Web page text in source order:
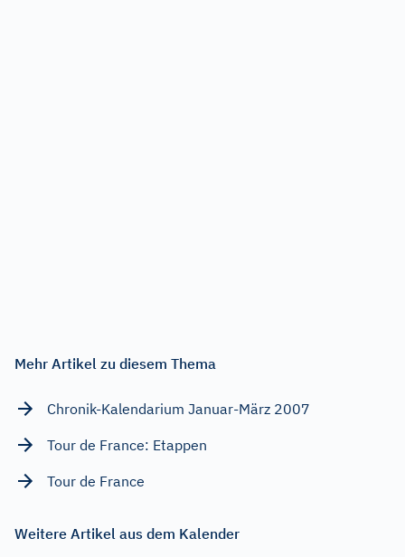
Mehr Artikel zu diesem Thema
Chronik-Kalendarium Januar-März 2007
Tour de France: Etappen
Tour de France
Weitere Artikel aus dem Kalender